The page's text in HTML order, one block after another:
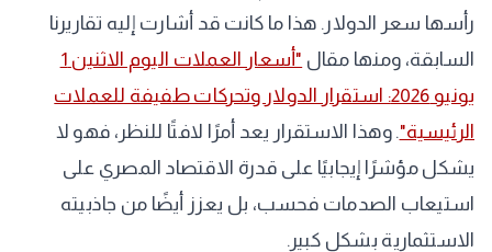
رأسها سعر الدولار. هذا ما كانت قد أشارت إليه تقاريرنا
السابقة، ومنها مقال
"أسعار العملات اليوم الاثنين 1
يونيو 2026: استقرار الدولار وتحركات طفيفة للعملات
الرئيسية". وهذا الاستقرار يعد أمرًا لافتًا للنظر، فهو لا
يشكل مؤشرًا إيجابيًا على قدرة الاقتصاد المصري على
استيعاب الصدمات فحسب، بل يعزز أيضًا من جاذبيته
الاستثمارية بشكل كبير.